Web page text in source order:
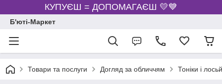
КУПУЄШ = ДОПОМАГАЄШ 💛💙
Б'юті-Маркет
Товари та послуги Догляд за обличчям Тоніки і